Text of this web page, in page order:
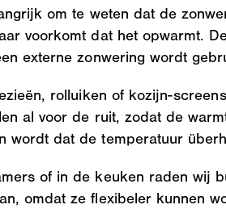
om te weten dat de
voorkomt dat het opwarmt.
externe zonwering wordt
rolluiken of kozijn-
al voor de ruit, zodat de
wordt dat de temperatuur
of in de keuken raden wij
omdat ze flexibeler kunnen